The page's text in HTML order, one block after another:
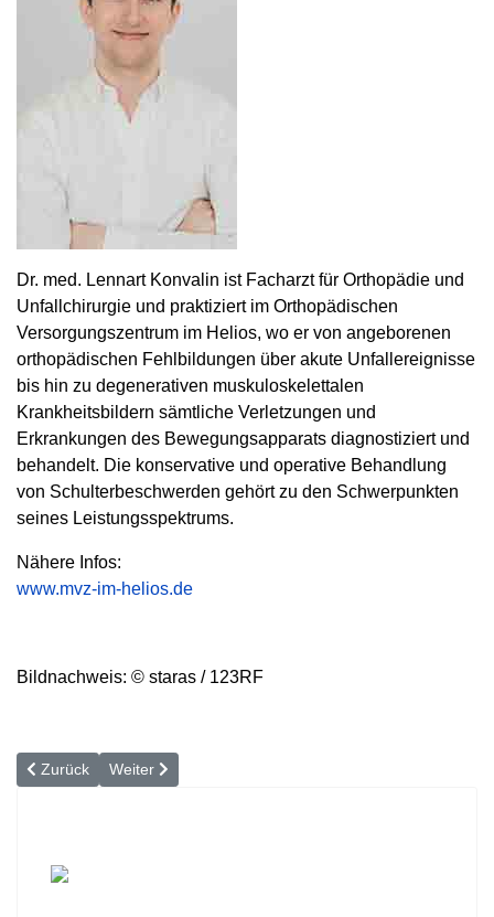
Dr. med. Lennart Konvalin ist Facharzt für Orthopädie und
Unfallchirurgie und praktiziert im Orthopädischen
Versorgungszentrum im Helios, wo er von angeborenen
orthopädischen Fehlbildungen über akute Unfallereignisse
bis hin zu degenerativen muskuloskelettalen
Krankheitsbildern sämtliche Verletzungen und
Erkrankungen des Bewegungsapparats diagnostiziert und
behandelt. Die konservative und operative Behandlung
von Schulterbeschwerden gehört zu den Schwerpunkten
seines Leistungsspektrums.
Nähere Infos:
www.mvz-im-helios.de
Bildnachweis: © staras / 123RF
Vorheriger Beitrag: Schultererkrankungen und -verletzungen -
Zurück Nächster Beitrag: »Kranke Hände beeinträchtigen die
Weiter